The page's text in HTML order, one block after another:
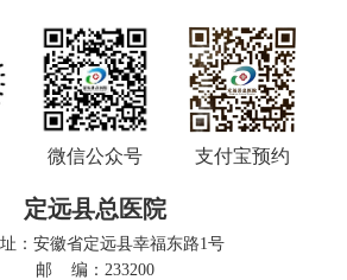
微信公众号 支付宝预约
定远县总医院
：安徽省定远县幸福东路1号
邮 编：233200